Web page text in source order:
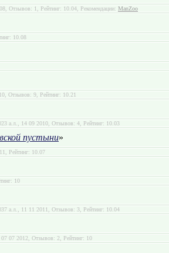
Отзывов: 1, Рейтинг: 10.04, Рекомендации: ManZoo
10.08
Отзывов: 9, Рейтинг: 10.21
а.л., 14 09 2010, Отзывов: 4, Рейтинг: 10.03
пустыни»
Рейтинг: 10.07
10
а.л., 11 11 2011, Отзывов: 3, Рейтинг: 10.04
07 2012, Отзывов: 2, Рейтинг: 10